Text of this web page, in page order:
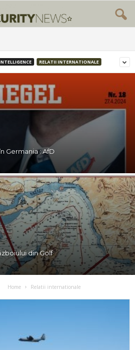
RELATII INTERNATIONALE
Germania : AfD
din Golf
Home Relatii internationale